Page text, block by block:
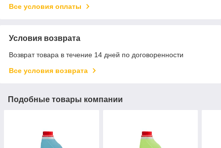
Все условия оплаты
Условия возврата
Возврат товара в течение 14 дней по договоренности
Все условия возврата
Подобные товары компании